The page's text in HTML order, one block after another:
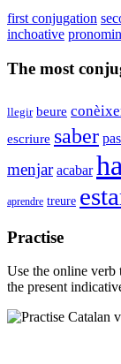
first conjugation
inchoative
The most
llegir beure
escriure saber
menjar acabar
aprendre treure
Practise
Use the online verb
the present